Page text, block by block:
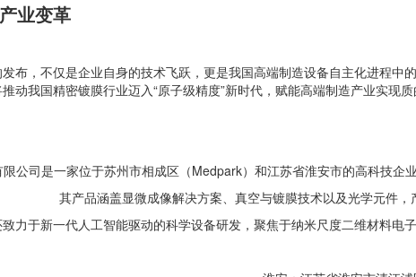
业变革
布，不仅是企业自身的技术飞跃，更是我国高端制造设备自主化进程
动我国精密镀膜行业迈入“原子级精度”新时代，赋能高端制造产业实现质
公司是一家位于苏州市相成区（Medpark）和江苏省淮安市的高科技
其产品涵盖显微成像解决方案、真空与镀膜技术以及光学元件
力于新一代人工智能驱动的科学设备研发，聚焦于纳米尺度二维材料电